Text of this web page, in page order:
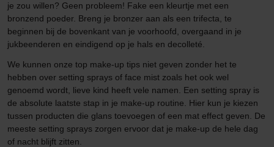
je zou willen? Geen probleem! Fake een kleurtje met een
bronzend poeder. Breng je bronzer aan als een trifecta, te
beginnen bij de bovenkant van je voorhoofd, overgaand in je
jukbeenderen en eindigend op je hals en decolleté.
We kunnen onze top make-up tips niet geven zonder het te
hebben over setting sprays of face mist zoals het ook wel
genoemd wordt, lieve kind heeft vele namen. Een setting spray is
de absolute laatste stap in je make-up routine. Hier kun je kiezen
tussen producten die glans toevoegen of een mat effect geven. De
meeste setting sprays zorgen ervoor dat je make-up de hele dag
of nacht blijft zitten.